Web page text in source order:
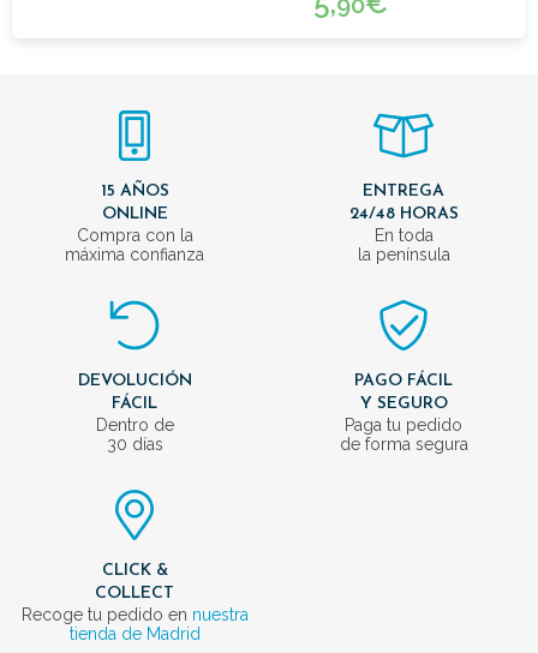
15 AÑOS
ONLINE
Compra con la
máxima confianza
ENTREGA
24/48 HORAS
En toda
la península
DEVOLUCIÓN
FÁCIL
Dentro de
30 días
PAGO FÁCIL
Y SEGURO
Paga tu pedido
de forma segura
CLICK &
COLLECT
Recoge tu pedido en nuestra
tienda de Madrid